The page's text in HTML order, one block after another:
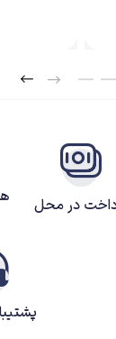
در محل